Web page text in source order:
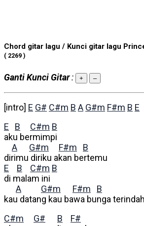
Chord gitar lagu / Kunci gitar lagu
( 2269 )
Ganti Kunci Gitar: + –
[intro] E G# C#m B A G#m F#m B E
E
B C#m B
aku bermimpi
A
G#m F#m
B
dirimu diriku akan bertemu
E
B C#m B
di malam ini
A
G#m F#m
B
kau datang kau bawa bunga terindah
C#m
G# B
F#